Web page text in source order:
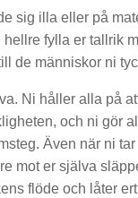
sig illa eller på
fylla er tall rik
de människor ni
Ni håller alla på
och ni gör
Även när ni
mot er själva
flöde och låter